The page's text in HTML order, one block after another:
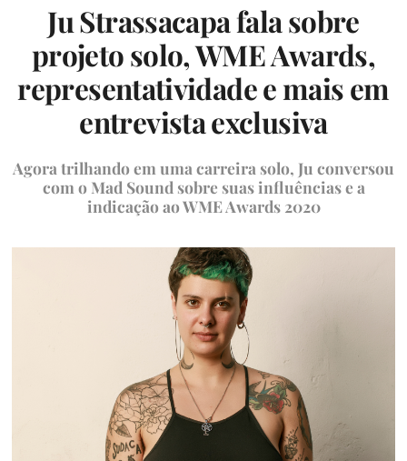
Ju Strassacapa fala sobre
projeto solo, WME Awards,
representatividade e mais em
entrevista exclusiva
Agora trilhando em uma carreira solo, Ju conversou
com o Mad Sound sobre suas influências e a
indicação ao WME Awards 2020